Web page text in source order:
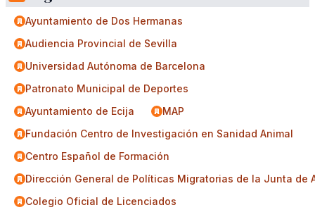
Ayuntamiento de Dos Hermanas
Audiencia Provincial de Sevilla
Universidad Autónoma de Barcelona
Patronato Municipal de Deportes
Ayuntamiento de Ecija
MAP
Fundación Centro de Investigación en Sanidad Animal
Centro Español de Formación
Dirección General de Políticas Migratorias de la Junta de
Colegio Oficial de Licenciados